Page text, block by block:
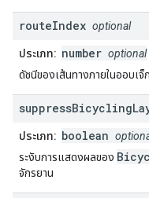
routeIndex optional
ประเภท: number optional
ดัชนีของเส้นทางภายในออบเจ็
suppressBicycling
ประเภท: boolean
ระงับการแสดงผลของ
จักรยาน